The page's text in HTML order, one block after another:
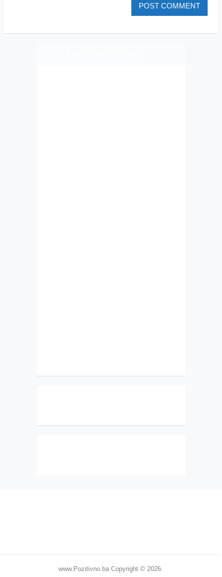
www.Pozitivno.ba Copyright © 2026.